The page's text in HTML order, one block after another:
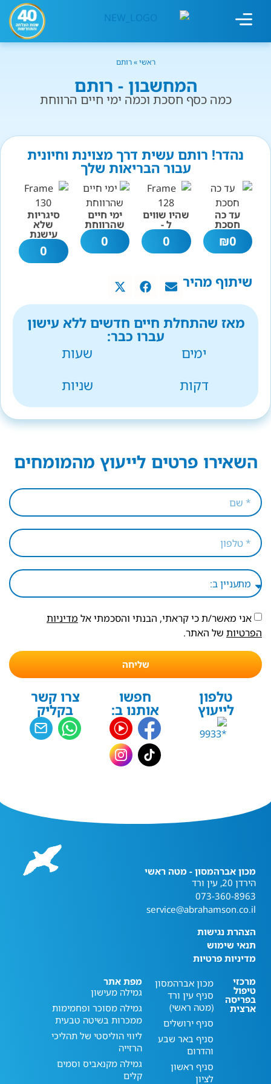
ראשי»רותם
המחשבון - רותם
כמה כסף חסכת וכמה ימי חיים הרווחת
נהדר! רותם עשית דרך מצוינת וחיונית
עבור הבריאות שלך
עד כה
חסכת
0
₪
שהיו שווים
ל -
0
ימי חיים
שהרווחת
0
סיגריות
שלא
עישנת
0
שיתוף מהיר
מאז שהתחלת חיים חדשים ללא עישון
עברו כבר:
ימים
שעות
דקות
שניות
השאירו פרטים לייעוץ מהמומחים
אני מאשר/ת כי קראתי, הבנתי והסכמתי אל מדיניות
הפרטיות של האתר.
שליחה
טלפון
לייעוץ
חפשו
אותנו ב:
צרו קשר
בקליק
מכון אברהמסון - מטה ראשי
הירדן 20, עין ורד
073-360-8963
service@abrahamson.co.il
הצהרת נגישות
תנאי שימוש
מדיניות פרטיות
מרכזי
טיפול
בפריסה
ארצית
מכון אברהמסון
סניף עין ורד
(מטה ראשי)
סניף ירושלים
סניף באר שבע
והדרום
סניף ראשון
לציון
מפת אתר
גמילה מעישון
גמילה מסוכר ופחמימות
ממכרות בשיטה טבעית
ליווי הוליסטי של תהליכי
הרזייה
גמילה מקנאביס וסמים
קלים